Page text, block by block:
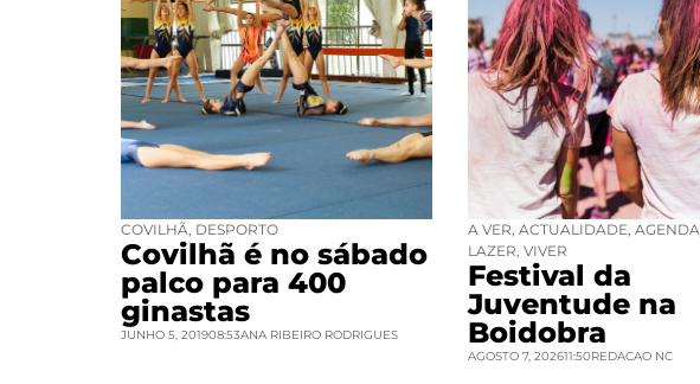
COVILHÃ DESPORTO
Covilhã é no sábado
palco para 400
ginastas
JUNHO 5, 201908:53ANA RIBEIRO RODRIGUES
A VER ACTUALIDADE AGENDA
LAZER VIVER
Festival da
Juventude na
Boidobra
AGOSTO 7, 202611:50REDACAO NC